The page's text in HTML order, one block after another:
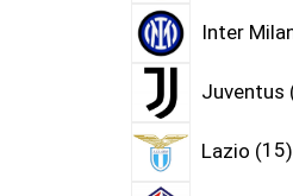
Inter
Juventus
Lazio 15